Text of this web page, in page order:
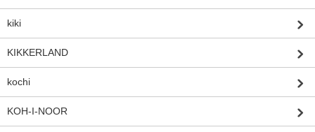
kiki
KIKKERLAND
kochi
KOH-I-NOOR